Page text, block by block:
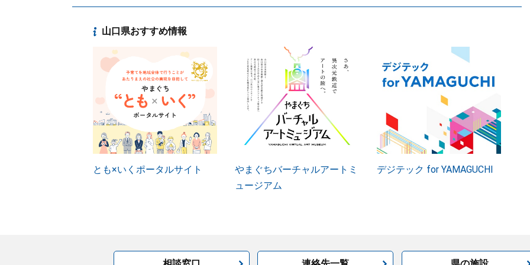
山口県おすすめ情報
とも×いくポータルサイト
やまぐちバーチャルアートミ
ュージアム
デジテック for YAMAGUCHI